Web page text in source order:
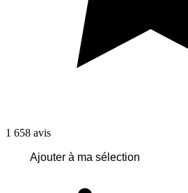
1 658 avis
Ajouter à ma sélection